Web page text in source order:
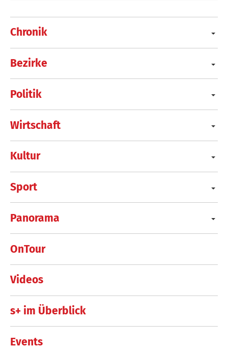
Chronik
Bezirke
Politik
Wirtschaft
Kultur
Sport
Panorama
OnTour
Videos
s+ im Überblick
Events